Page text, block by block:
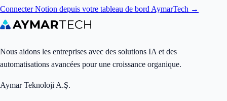
Connecter Notion depuis votre tableau de bord AymarTech →
Nous aidons les entreprises avec des solutions IA et des
automatisations avancées pour une croissance organique.
Aymar Teknoloji A.Ş.